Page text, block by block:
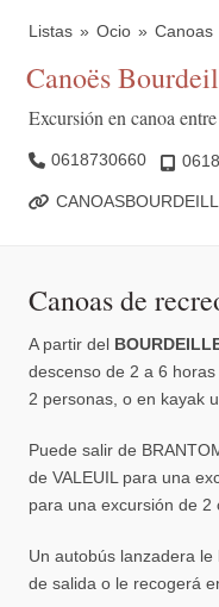
Listas Ocio Canoas
Canoës
Excursión en canoa
0618730660
Canoas de
A partir del
descenso de 2 a 6
2 personas, o en kayak
Puede salir de
de VALEUIL para una
para una excursión de 2
Un autobús lanzadera
de salida o le recogerá